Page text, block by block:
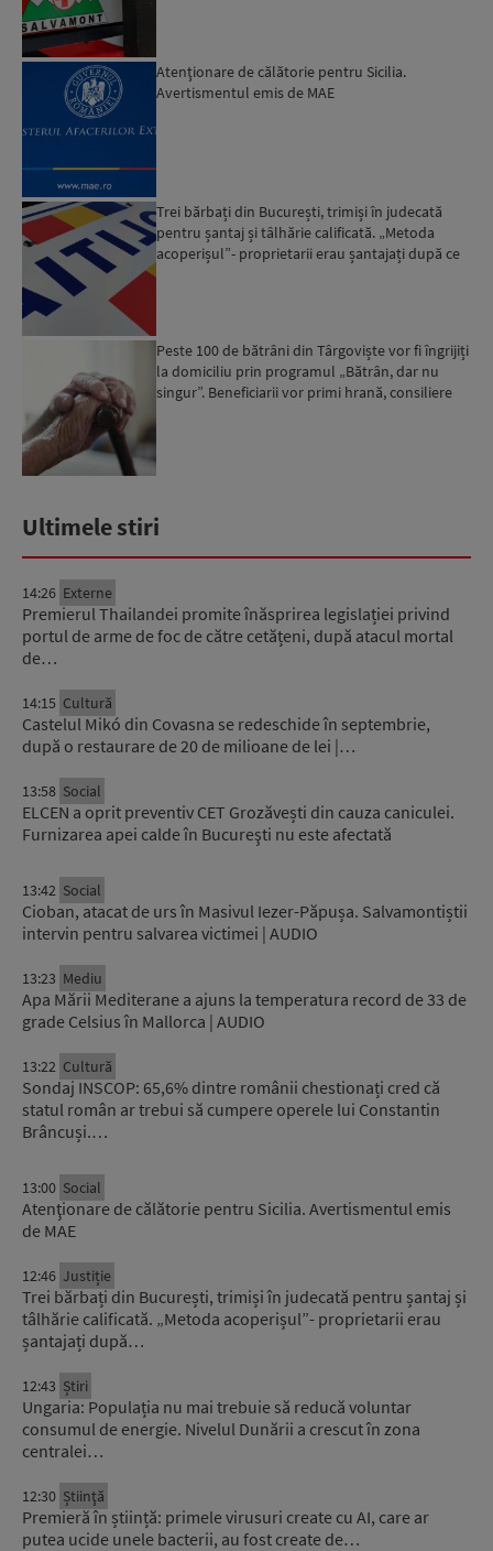
Atenţionare de călătorie pentru Sicilia.
Avertismentul emis de MAE
Trei bărbați din București, trimiși în judecată
pentru șantaj și tâlhărie calificată. „Metoda
acoperișul”- proprietarii erau șantajați după ce
Peste 100 de bătrâni din Târgoviște vor fi îngrijiți
la domiciliu prin programul „Bătrân, dar nu
singur”. Beneficiarii vor primi hrană, consiliere
Ultimele stiri
14:26 Externe
Premierul Thailandei promite înăsprirea legislației privind
portul de arme de foc de către cetățeni, după atacul mortal
de…
14:15 Cultură
Castelul Mikó din Covasna se redeschide în septembrie,
după o restaurare de 20 de milioane de lei |…
13:58 Social
ELCEN a oprit preventiv CET Grozăvești din cauza caniculei.
Furnizarea apei calde în Bucureşti nu este afectată
13:42 Social
Cioban, atacat de urs în Masivul Iezer-Păpușa. Salvamontiștii
intervin pentru salvarea victimei | AUDIO
13:23 Mediu
Apa Mării Mediterane a ajuns la temperatura record de 33 de
grade Celsius în Mallorca | AUDIO
13:22 Cultură
Sondaj INSCOP: 65,6% dintre românii chestionați cred că
statul român ar trebui să cumpere operele lui Constantin
Brâncuși.…
13:00 Social
Atenţionare de călătorie pentru Sicilia. Avertismentul emis
de MAE
12:46 Justiție
Trei bărbați din București, trimiși în judecată pentru șantaj și
tâlhărie calificată. „Metoda acoperișul”- proprietarii erau
șantajați după…
12:43 Știri
Ungaria: Populația nu mai trebuie să reducă voluntar
consumul de energie. Nivelul Dunării a crescut în zona
centralei…
12:30 Știinţă
Premieră în știință: primele virusuri create cu AI, care ar
putea ucide unele bacterii, au fost create de…